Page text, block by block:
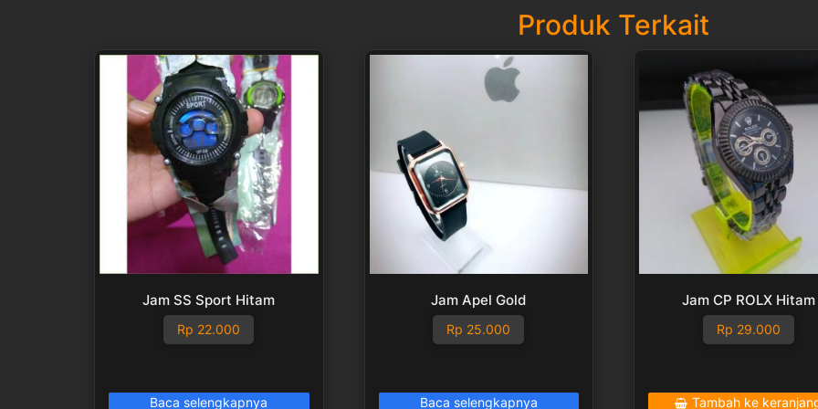
Produk Terkait
Jam SS Sport Hitam
Rp 22.000
Baca selengkapnya
Jam Apel Gold
Rp 25.000
Baca selengkapnya
Jam CP ROLX Hitam
Rp 29.000
Tambah ke